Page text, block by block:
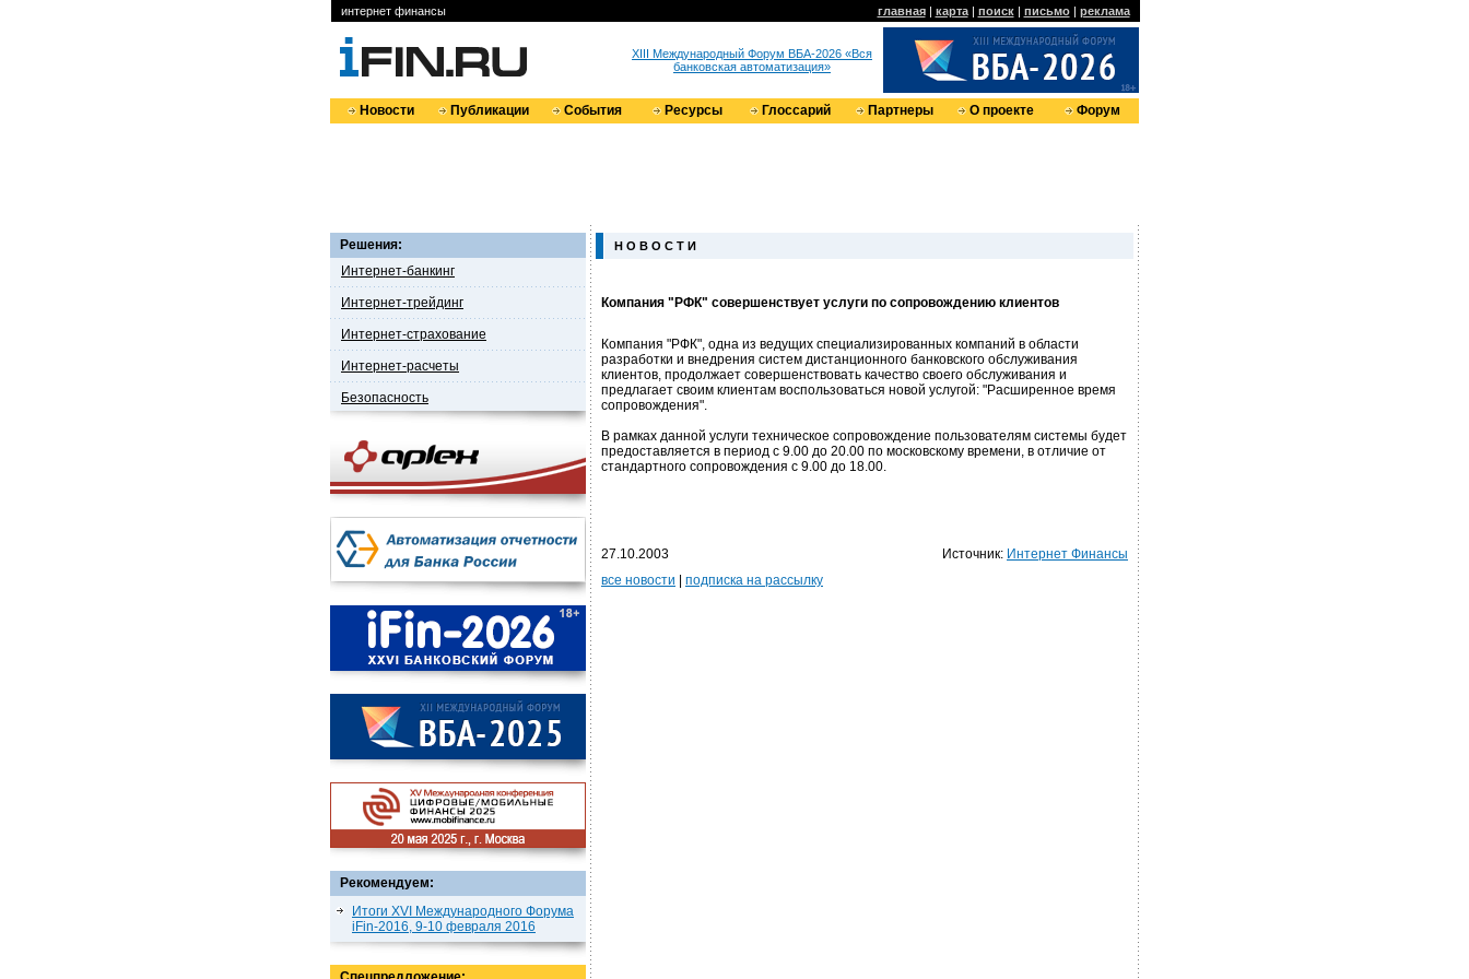
интернет финансы главная| карта| поиск| письмо| реклама
XIII Международный Форум ВБА-2026 «Вся
банковская автоматизация»
Новости Публикации События Ресурсы Глоссарий Партнеры О проекте Форум
Решения:
Интернет-банкинг
Интернет-трейдинг
Интернет-страхование
Интернет-расчеты
Безопасность
Рекомендуем:
Итоги XVI Международного Форума
iFin-2016, 9-10 февраля 2016
Н О В О С Т И
Компания "РФК" совершенствует услуги по сопровождению клиентов
Компания "РФК", одна из ведущих специализированных компаний в области
разработки и внедрения систем дистанционного банковского обслуживания
клиентов, продолжает совершенствовать качество своего обслуживания и
предлагает своим клиентам воспользоваться новой услугой: "Расширенное время
сопровождения".
В рамках данной услуги техническое сопровождение пользователям системы будет
предоставляется в период с 9.00 до 20.00 по московскому времени, в отличие от
стандартного сопровождения с 9.00 до 18.00.
27.10.2003 Источник: Интернет Финансы
все новости
подписка на рассылку